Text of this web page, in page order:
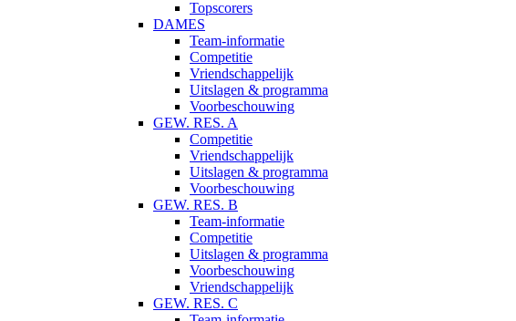
Topscorers
DAMES
Team-informatie
Competitie
Vriendschappelijk
Uitslagen & programma
Voorbeschouwing
GEW. RES. A
Competitie
Vriendschappelijk
Uitslagen & programma
Voorbeschouwing
GEW. RES. B
Team-informatie
Competitie
Uitslagen & programma
Voorbeschouwing
Vriendschappelijk
GEW. RES. C